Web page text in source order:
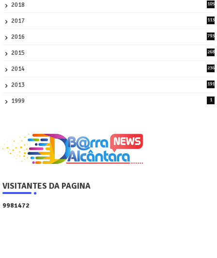
2018
105
2017
113
2016
793
2015
268
2014
236
2013
191
1999 1
VISITANTES DA PAGINA
9981472